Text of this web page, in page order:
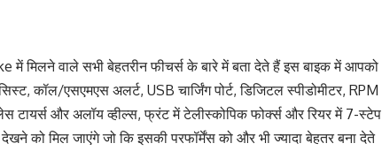
मिलने वाले सभी बेहतरीन फीचर्स के बारे में बता देते हैं इस बाइक में आपको
कॉल/एसएमएस अलर्ट, USB चार्जिंग पोर्ट, डिजिटल स्पीडोमीटर, RPM
टायर्स और अलॉय व्हील्स, फ्रंट में टेलीस्कोपिक फोर्क्स और रियर में 7-स्टेप
को मिल जाएंगे जो कि इसकी परफॉर्मेंस को और भी ज्यादा बेहतर बना देते